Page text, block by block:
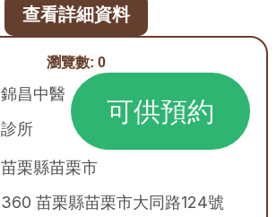
瀏覽數: 0
錦昌中醫
診所
可供預約
苗栗縣苗栗市
360 苗栗縣苗栗市大同路124號
查看詳細資料